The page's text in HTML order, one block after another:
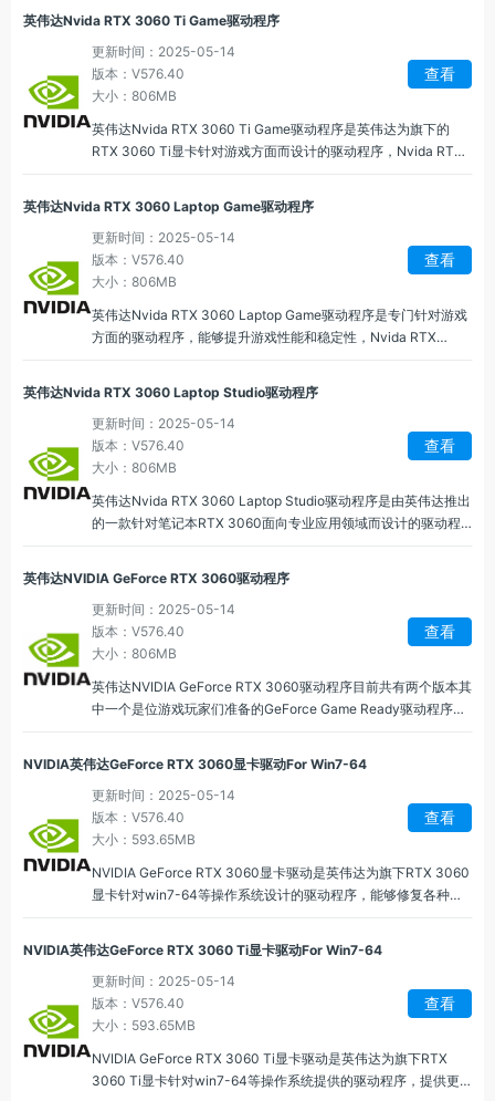
RTX 3060 Ti Studio驱动可以加速渲染工作负载。
英伟达Nvida RTX 3060 Ti Game驱动程序
更新时间：2025-05-14
版本：V576.40
大小：806MB
查看
英伟达Nvida RTX 3060 Ti Game驱动程序是英伟达为旗下的
RTX 3060 Ti显卡针对游戏方面而设计的驱动程序，Nvida RTX
形质量，特能够支持高帧率和高分辨率游戏，在复杂的图形场景
中也能流畅运行。
英伟达Nvida RTX 3060 Laptop Game驱动程序
更新时间：2025-05-14
版本：V576.40
大小：806MB
查看
英伟达Nvida RTX 3060 Laptop Game驱动程序是专门针对游戏
方面的驱动程序，能够提升游戏性能和稳定性，Nvida RTX
质量，在支持光线追踪的游戏中，能够提供更接近显示的图像表
英伟达Nvida RTX 3060 Laptop Studio驱动程序
更新时间：2025-05-14
版本：V576.40
大小：806MB
查看
英伟达Nvida RTX 3060 Laptop Studio驱动程序是由英伟达推出
的一款针对笔记本RTX 3060面向专业应用领域而设计的驱动程
Ampere 架构，提供了强大的图形处理能力，支持视频编辑、3D
渲染、机器学习等专业工作负载。
英伟达NVIDIA GeForce RTX 3060驱动程序
更新时间：2025-05-14
版本：V576.40
大小：806MB
查看
英伟达NVIDIA GeForce RTX 3060驱动程序目前共有两个版本其
中一个是位游戏玩家们准备的GeForce Game Ready驱动程序
Studio 驱动程序 566.14也是支持Win 10 64位和Win 11系统。
NVIDIA英伟达GeForce RTX 3060显卡驱动For Win7-64
更新时间：2025-05-14
版本：V576.40
大小：593.65MB
查看
NVIDIA GeForce RTX 3060显卡驱动是英伟达为旗下RTX 3060
显卡针对win7-64等操作系统设计的驱动程序，能够修复各种漏
统、其他硬件以及应用之间的兼容性，减少死机、蓝屏的情况出
现。
NVIDIA英伟达GeForce RTX 3060 Ti显卡驱动For Win7-64
更新时间：2025-05-14
版本：V576.40
大小：593.65MB
查看
NVIDIA GeForce RTX 3060 Ti显卡驱动是英伟达为旗下RTX
3060 Ti显卡针对win7-64等操作系统提供的驱动程序，提供更